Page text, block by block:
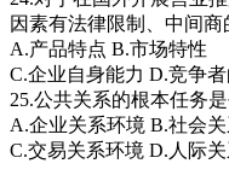
因素有法律限制、中
A.产品特点 B.市场特性
C.企业自身能力 D.竞争
25.公共关系的根本任
A.企业关系环境 B.社会
C.交易关系环境 D.人际